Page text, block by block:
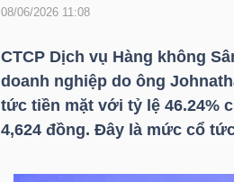
08/06/2026 11:08
CTCP Dịch vụ Hàng không
doanh nghiệp do ông
tức tiền mặt với tỷ lệ 46.24%
4,624 đồng. Đây là mức cổ